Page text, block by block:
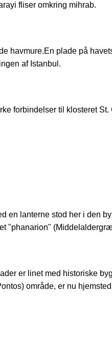
fliser omkring mihrab.
havmure.En plade på
af Istanbul.
forbindelser til klosteret
en lanterne stod her i den
"phanarion"
er linet med historiske
område, er nu